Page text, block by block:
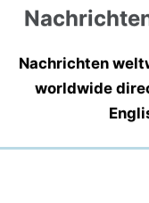
Nachrichten
worldwide